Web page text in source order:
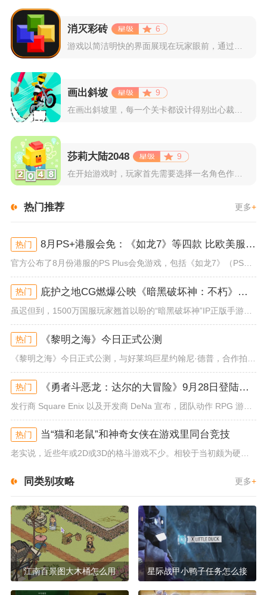
消灭彩砖
6
画出斜坡
9
莎莉大陆2048
9
热门推荐 更多+
热门 8月PS+港服会免：《如龙7》等四款 比欧美服多一款
官方公布了8月份港服的PS Plus会免游戏，包括《如龙7》（PS4/PS5）、《小小梦魇》（PS4）、《托尼霍克职业滑...
热门 庇护之地CG燃爆公映《暗黑破坏神：不朽》今日全平台上线
虽迟但到，1500万国服玩家翘首以盼的“暗黑破坏神”IP正版手游《暗黑破坏神：不朽》已于今日全平台上线！动作RPG王者再...
热门 《黎明之海》今日正式公测
热门 《勇者斗恶龙：达尔的大冒险》9月28日登陆苹果谷歌应用商店
发行商 Square Enix 以及开发商 DeNa 宣布，团队动作 RPG 游戏《勇者斗恶龙：达尔的大冒险 魂之绊》将...
热门 当“猫和老鼠”和神奇女侠在游戏里同台竞技
老实说，近些年或2D或3D的格斗游戏不少。相较于当初颇为硬核的难度。如今这类游戏大都以较低的游玩门槛，独特的技能机制吸引...
同类别攻略 更多+
江南百景图大木桶怎么用 星际战甲小鸭子任务怎么接